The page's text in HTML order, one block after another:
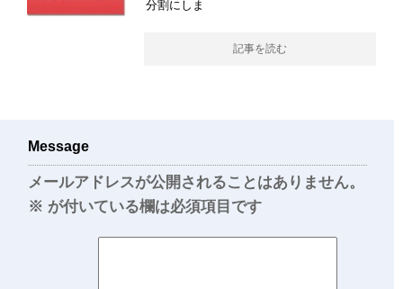
分割にしま
記事を読む
Message
メールアドレスが公開されることはありません。
※ が付いている欄は必須項目です